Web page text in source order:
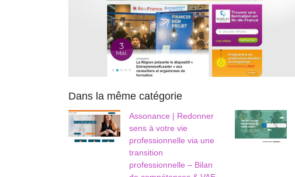
Dans la même catégorie
Assonance | Redonner
sens à votre vie
professionnelle via une
transition
professionnelle – Bilan